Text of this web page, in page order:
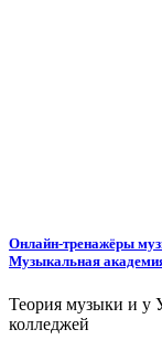
Онлайн-тренажёры
Музыкальная
Теория музыки и у
колледжей